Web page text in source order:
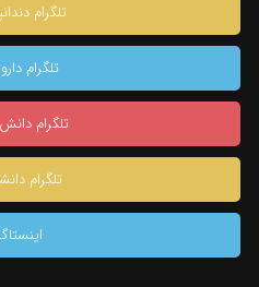
تلگرام
تلگرام
تلگرام
تلگرام